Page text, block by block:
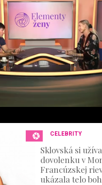
CELEBRITY
Sklovská si
dovolenku v
Francúzskej
ukázala telo